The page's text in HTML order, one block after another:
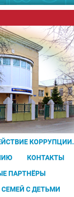
КОРРУПЦИИ.
КОНТАКТЫ
ПАРТНЁРЫ
С ДЕТЬМИ